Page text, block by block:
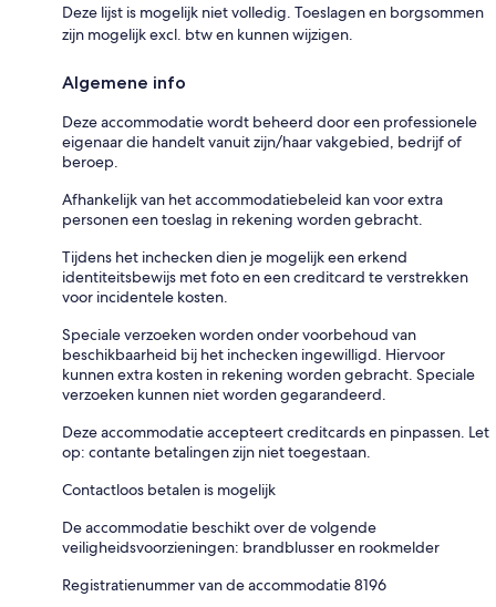
Deze lijst is mogelijk niet volledig. Toeslagen en borgsommen
zijn mogelijk excl. btw en kunnen wijzigen.
Algemene info
Deze accommodatie wordt beheerd door een professionele
eigenaar die handelt vanuit zijn/haar vakgebied, bedrijf of
beroep.
Afhankelijk van het accommodatiebeleid kan voor extra
personen een toeslag in rekening worden gebracht.
Tijdens het inchecken dien je mogelijk een erkend
identiteitsbewijs met foto en een creditcard te verstrekken
voor incidentele kosten.
Speciale verzoeken worden onder voorbehoud van
beschikbaarheid bij het inchecken ingewilligd. Hiervoor
kunnen extra kosten in rekening worden gebracht. Speciale
verzoeken kunnen niet worden gegarandeerd.
Deze accommodatie accepteert creditcards en pinpassen. Let
op: contante betalingen zijn niet toegestaan.
Contactloos betalen is mogelijk
De accommodatie beschikt over de volgende
veiligheidsvoorzieningen: brandblusser en rookmelder
Registratienummer van de accommodatie 8196